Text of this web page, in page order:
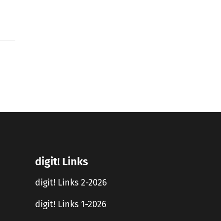
digit! Links
digit! Links 2-2026
digit! Links 1-2026